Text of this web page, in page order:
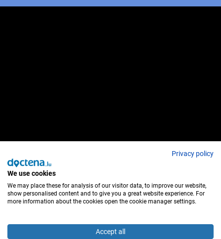
Privacy policy
We use cookies
We may place these for analysis of our visitor data, to improve our website,
show personalised content and to give you a great website experience. For
more information about the cookies open the cookie manager settings.
Accept all